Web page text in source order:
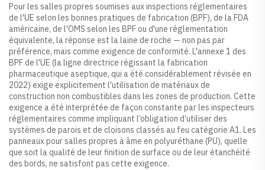
Pour les salles propres soumises aux inspections réglementaires
de l'UE selon les bonnes pratiques de fabrication (BPF), de la FDA
américaine, de l'OMS selon les BPF ou d'une réglementation
équivalente, la réponse est la laine de roche — non pas par
préférence, mais comme exigence de conformité. L'annexe 1 des
BPF de l'UE (la ligne directrice régissant la fabrication
pharmaceutique aseptique, qui a été considérablement révisée en
2022) exige explicitement l'utilisation de matériaux de
construction non combustibles dans les zones de production. Cette
exigence a été interprétée de façon constante par les inspecteurs
réglementaires comme impliquant l’obligation d’utiliser des
systèmes de parois et de cloisons classés au feu catégorie A1. Les
panneaux pour salles propres à âme en polyuréthane (PU), quelle
que soit la qualité de leur finition de surface ou de leur étanchéité
des bords, ne satisfont pas cette exigence.